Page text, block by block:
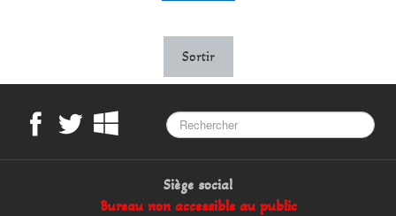
Sortir
Siège social
Bureau non accessible au public